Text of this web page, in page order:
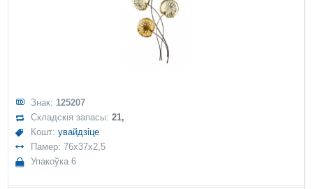
Знак: 125207
Складскія запасы:21,
Кошт:увайдзіце
Памер: 76x37x2,5
Упакоўка 6